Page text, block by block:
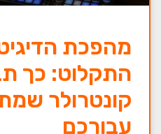
מהפכת
התקלוט: כך
קונטרולר
עבורכם